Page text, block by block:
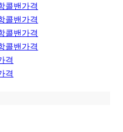
콜밴가격
콜밴가격
콜밴가격
콜밴가격
격
격